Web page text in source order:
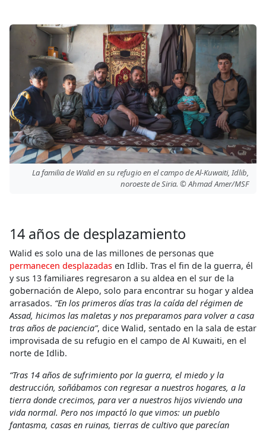
La familia de Walid en su refugio en el campo de Al-Kuwaiti, Idlib,
noroeste de Siria. © Ahmad Amer/MSF
14 años de desplazamiento
Walid es solo una de las millones de personas que
permanecen desplazadas en Idlib. Tras el fin de la guerra, él
y sus 13 familiares regresaron a su aldea en el sur de la
gobernación de Alepo, solo para encontrar su hogar y aldea
arrasados. “En los primeros días tras la caída del régimen de
Assad, hicimos las maletas y nos preparamos para volver a casa
tras años de paciencia”, dice Walid, sentado en la sala de estar
improvisada de su refugio en el campo de Al Kuwaiti, en el
norte de Idlib.
“Tras 14 años de sufrimiento por la guerra, el miedo y la
destrucción, soñábamos con regresar a nuestros hogares, a la
tierra donde crecimos, para ver a nuestros hijos viviendo una
vida normal. Pero nos impactó lo que vimos: un pueblo
fantasma, casas en ruinas, tierras de cultivo que parecían